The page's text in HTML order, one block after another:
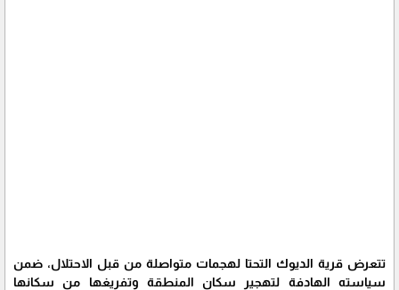
تتعرض قرية الديوك التحتا لهجمات متواصلة من قبل الاحتلال، ضمن
سياسته الهادفة لتهجير سكان المنطقة وتفريغها من سكانها